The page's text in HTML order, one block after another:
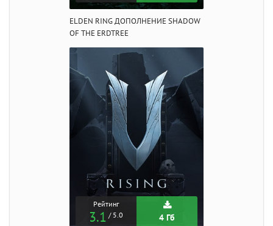
ELDEN RING ДОПОЛНЕНИЕ SHADOW
OF THE ERDTREE
Рейтинг
3.1 / 5.0 4 Гб